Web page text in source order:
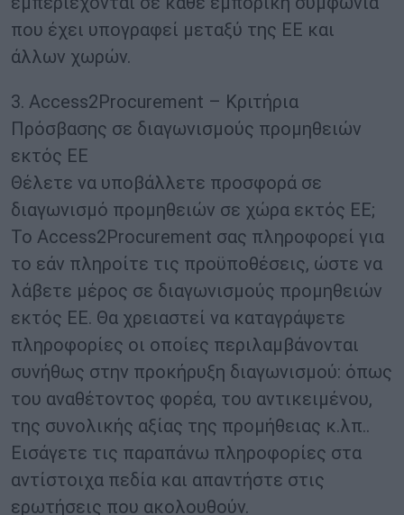
που έχει υπογραφεί μεταξύ της ΕΕ και
άλλων χωρών.
3. Access2Procurement – Κριτήρια
Πρόσβασης σε διαγωνισμούς προμηθειών
εκτός ΕΕ
Θέλετε να υποβάλλετε προσφορά σε
διαγωνισμό προμηθειών σε χώρα εκτός ΕΕ;
To Access2Procurement σας πληροφορεί για
το εάν πληροίτε τις προϋποθέσεις, ώστε να
λάβετε μέρος σε διαγωνισμούς προμηθειών
εκτός ΕΕ. Θα χρειαστεί να καταγράψετε
πληροφορίες οι οποίες περιλαμβάνονται
συνήθως στην προκήρυξη διαγωνισμού: όπως
του αναθέτοντος φορέα, του αντικειμένου,
της συνολικής αξίας της προμήθειας κ.λπ..
Εισάγετε τις παραπάνω πληροφορίες στα
αντίστοιχα πεδία και απαντήστε στις
ερωτήσεις που ακολουθούν.